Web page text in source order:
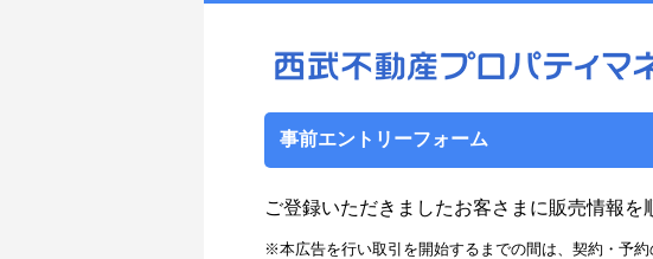
事前エントリーフォーム
ご登録いただきましたお客さまに販売情報を
※本広告を行い取引を開始するまでの間は、契約・予